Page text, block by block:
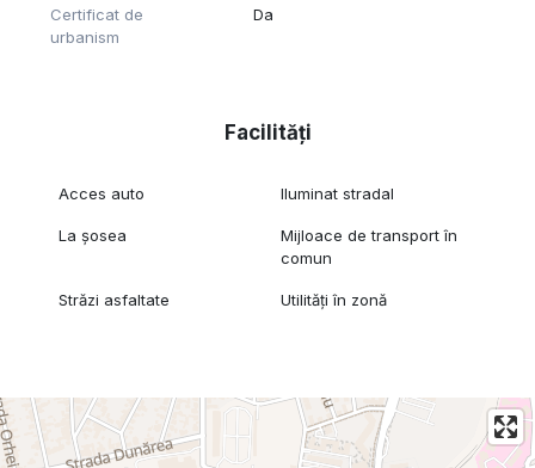
Certificat de
urbanism
Da
Facilități
Acces auto Iluminat stradal
La șosea
Mijloace de transport în
comun
Străzi asfaltate Utilități în zonă